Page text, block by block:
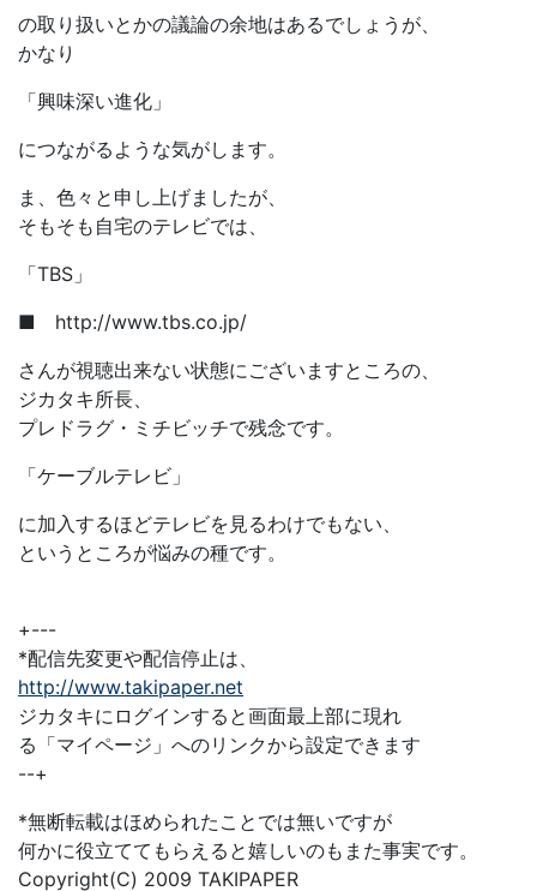
の取り扱いとかの議論の余地はあるでしょうが、
かなり
「興味深い進化」
につながるような気がします。
ま、色々と申し上げましたが、
そもそも自宅のテレビでは、
「TBS」
■ http://www.tbs.co.jp/
さんが視聴出来ない状態にございますところの、
ジカタキ所長、
プレドラグ・ミチビッチで残念です。
「ケーブルテレビ」
に加入するほどテレビを見るわけでもない、
というところが悩みの種です。
+---
*配信先変更や配信停止は、
http://www.takipaper.net
ジカタキにログインすると画面最上部に現れ
る「マイページ」へのリンクから設定できます
--+
*無断転載はほめられたことでは無いですが
何かに役立ててもらえると嬉しいのもまた事実です。
Copyright(C) 2009 TAKIPAPER